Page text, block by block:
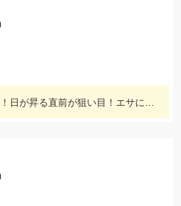
豊浜釣り桟橋に豆アジ回遊中！日が昇る直前が狙い目！エサには冷凍アミエビ＆王道アジを使用しました！